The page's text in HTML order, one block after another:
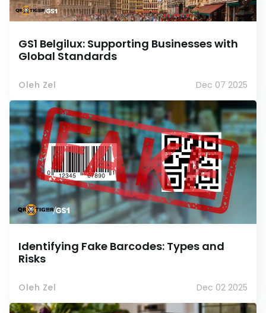
GS1 Belgilux: Supporting Businesses with
Global Standards
Oleh Zel Dec 07 2025
Identifying Fake Barcodes: Types and
Risks
Oleh Zel Dec 02 2025